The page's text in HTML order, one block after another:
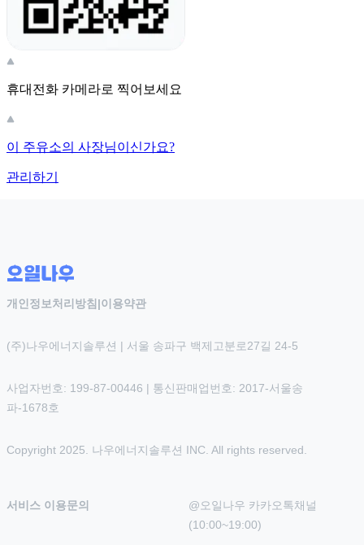
휴대전화 카메라로 찍어보세요
이 주유소의 사장님이신가요?
관리하기
개인정보처리방침 |이용약관
(주)나우에너지솔루션 | 서울 송파구 백제고분로27길 24-5
사업자번호: 199-87-00446 | 통신판매업번호: 2017-서울송
파-1678호
Copyright 2025. 나우에너지솔루션 INC. All rights reserved.
서비스 이용문의
@오일나우 카카오톡채널
(10:00~19:00)